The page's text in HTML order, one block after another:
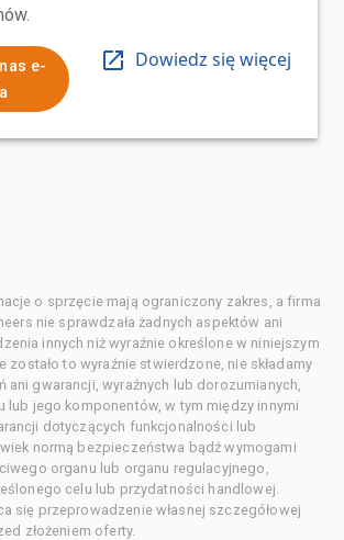
e-
Dowiedz się więcej
o sprzęcie mają ograniczony zakres, a firma
nie sprawdzała żadnych aspektów ani
innych niż wyraźnie określone w niniejszym
zostało to wyraźnie stwierdzone, nie składamy
ani gwarancji, wyraźnych lub dorozumianych,
lub jego komponentów, w tym między innymi
dotyczących funkcjonalności lub
normą bezpieczeństwa bądź wymogami
organu lub organu regulacyjnego,
celu lub przydatności handlowej.
się przeprowadzenie własnej szczegółowej
złożeniem oferty.